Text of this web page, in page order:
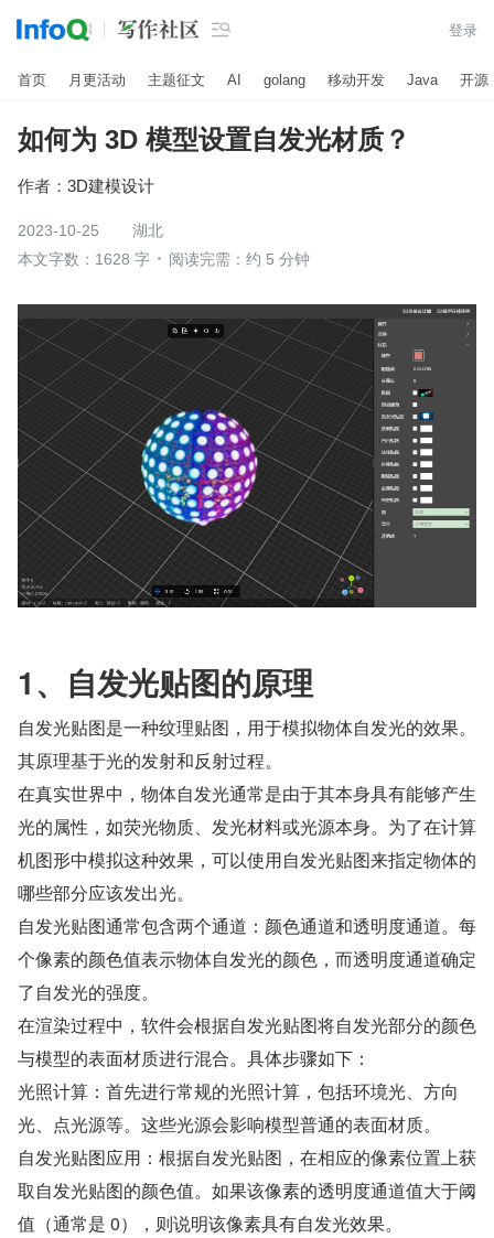
 登录
首页 月更活动 主题征文 AI golang 移动开发 Java 开源
如何为 3D 模型设置自发光材质？
作者： 3D建模设计
2023-10-25
湖北
本文字数：1628 字
阅读完需：约 5 分钟
1、自发光贴图的原理
自发光贴图是一种纹理贴图，用于模拟物体自发光的效果。
其原理基于光的发射和反射过程。
在真实世界中，物体自发光通常是由于其本身具有能够产生
光的属性，如荧光物质、发光材料或光源本身。为了在计算
机图形中模拟这种效果，可以使用自发光贴图来指定物体的
哪些部分应该发出光。
自发光贴图通常包含两个通道：颜色通道和透明度通道。每
个像素的颜色值表示物体自发光的颜色，而透明度通道确定
了自发光的强度。
在渲染过程中，软件会根据自发光贴图将自发光部分的颜色
与模型的表面材质进行混合。具体步骤如下：
光照计算：首先进行常规的光照计算，包括环境光、方向
光、点光源等。这些光源会影响模型普通的表面材质。
自发光贴图应用：根据自发光贴图，在相应的像素位置上获
取自发光贴图的颜色值。如果该像素的透明度通道值大于阈
值（通常是 0），则说明该像素具有自发光效果。